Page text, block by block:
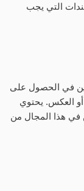
التي يجب
في الحصول على
العكس. يحتوي
هذا المجال من